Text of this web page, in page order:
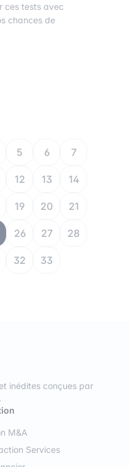
ces tests avec
chances de
5 6 7
12 13 14
19 20 21
26 27 28
32 33
inédites conçues par
M&A
Services